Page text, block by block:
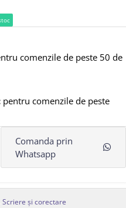
comenzile de peste 50 de
pentru comenzile de peste
Comanda prin
Whatsapp
Scriere și corectare